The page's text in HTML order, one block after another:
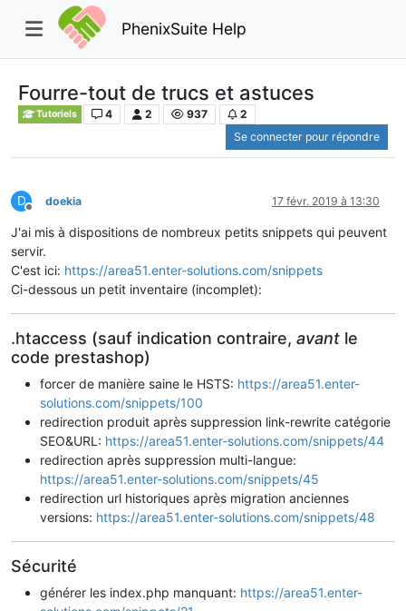
PhenixSuite Help
Fourre-tout de trucs et astuces
Tutoriels 4 2 937
2
Se connecter pour répondre
D
Hors-ligne
doekia 17 févr. 2019 à 13:30
J'ai mis à dispositions de nombreux petits snippets qui peuvent
servir.
C'est ici: https://area51.enter-solutions.com/snippets
Ci-dessous un petit inventaire (incomplet):
.htaccess (sauf indication contraire, avant le
code prestashop)
forcer de manière saine le HSTS: https://area51.enter-
solutions.com/snippets/100
redirection produit après suppression link-rewrite catégorie
SEO&URL: https://area51.enter-solutions.com/snippets/44
redirection après suppression multi-langue:
https://area51.enter-solutions.com/snippets/45
redirection url historiques après migration anciennes
versions: https://area51.enter-solutions.com/snippets/48
Sécurité
générer les index.php manquant: https://area51.enter-